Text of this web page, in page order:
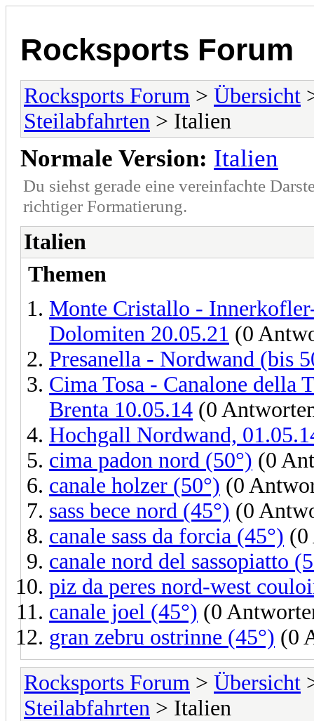
Rocksports Forum
Rocksports Forum > Übersicht
Steilabfahrten > Italien
Normale Version: Italien
Du siehst gerade eine vereinfachte
richtiger Formatierung.
Italien
Themen
Monte Cristallo -
Dolomiten 20.05.21 (0
Presanella - Nordwand (bis
Cima Tosa - Canalone della
Brenta 10.05.14 (0
Hochgall Nordwand,
cima padon nord (50°) (0
canale holzer (50°) (0
sass bece nord (45°) (0
canale sass da forcia (45°) (0
canale nord del sassopiatto
piz da peres nord-west
canale joel (45°) (0
gran zebru ostrinne (45°) (0
Rocksports Forum > Übersicht
Steilabfahrten > Italien